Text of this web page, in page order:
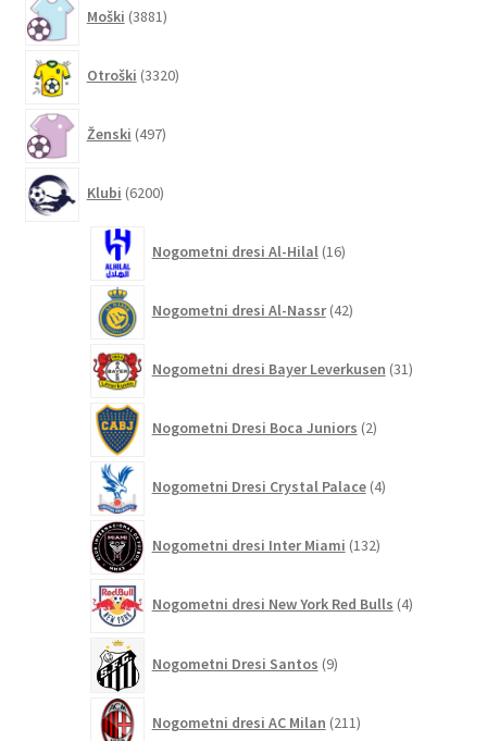
Moški 3881izdelkov
Otroški 3320izdelkov
Ženski 497izdelkov
Klubi 6200izdelkov
Nogometni dresi Al-Hilal 16izdelkov
Nogometni dresi Al-Nassr 42izdelkov
Nogometni dresi Bayer Leverkusen 31izdelkov
Nogometni Dresi Boca Juniors 2izdelka
Nogometni Dresi Crystal Palace 4izdelki
Nogometni dresi Inter Miami 132izdelkov
Nogometni dresi New York Red Bulls 4izdelki
Nogometni Dresi Santos 9izdelkov
Nogometni dresi AC Milan 211izdelkov